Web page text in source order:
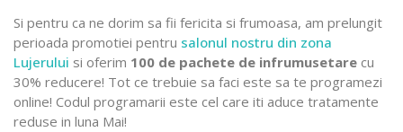
Si pentru ca ne dorim sa fii fericita si frumoasa, am prelungit
perioada promotiei pentru salonul nostru din zona
Lujerului si oferim 100 de pachete de infrumusetare cu
30% reducere! Tot ce trebuie sa faci este sa te programezi
online! Codul programarii este cel care iti aduce tratamente
reduse in luna Mai!